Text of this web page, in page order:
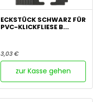
ECKSTÜCK SCHWARZ FÜR
PVC-KLICKFLIESE B...
3,03 €
zur Kasse gehen